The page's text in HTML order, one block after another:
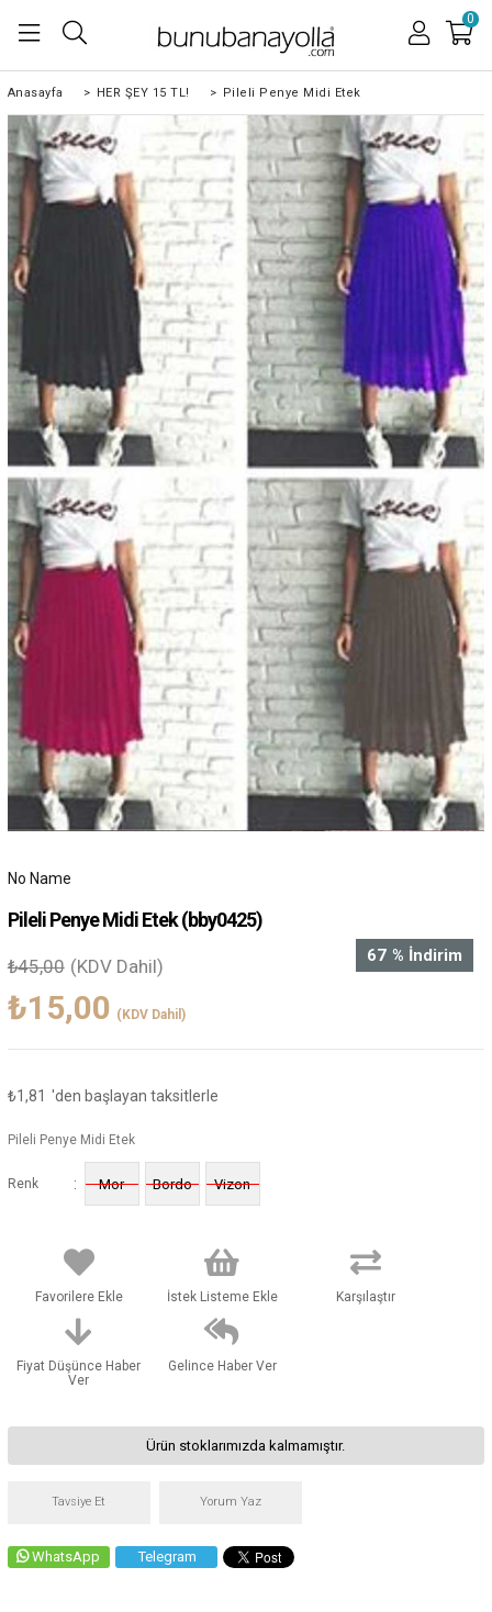
0
Anasayfa > HER ŞEY 15 TL! > Pileli Penye Midi Etek
No Name
Pileli Penye Midi Etek(bby0425)
%
67 İndirim
₺45,00 (KDV Dahil)
₺15,00 (KDV Dahil)
₺1,81 'den başlayan taksitlerle
Pileli Penye Midi Etek
Renk : Mor Bordo Vizon
Favorilere Ekle İstek Listeme Ekle Karşılaştır
Fiyat Düşünce Haber
Ver
Gelince Haber Ver
Ürün stoklarımızda kalmamıştır.
Tavsiye Et Yorum Yaz
WhatsApp Telegram